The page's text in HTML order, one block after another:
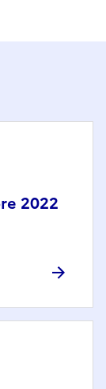
2022